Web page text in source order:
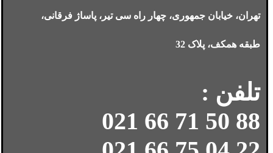
تهران، خیابان جمهوری، چهار راه سی تیر، پاساژ فرقانی،
طبقه همکف، پلاک 32
تلفن :
88 50 71 66 021